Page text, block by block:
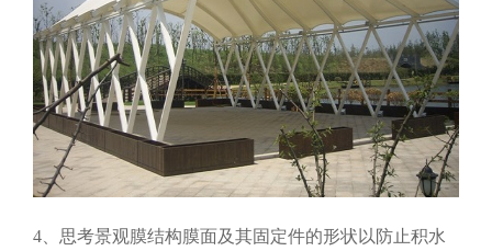
4、思考景观膜结构膜面及其固定件的形状以防止积水